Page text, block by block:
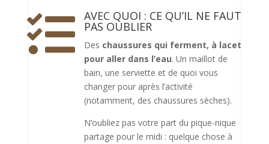
 AVEC QUOI : CE QU’IL NE FAUT
PAS OUBLIER
Des chaussures qui ferment, à lacet
pour aller dans l’eau. Un maillot de
bain, une serviette et de quoi vous
changer pour après l’activité
(notamment, des chaussures sèches).
N’oubliez pas votre part du pique-nique
partage pour le midi : quelque chose à